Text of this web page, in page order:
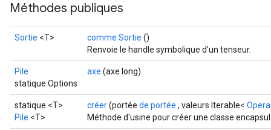
Méthodes publiques
Sortie <T> comme Sortie ()
Renvoie le handle symbolique d'un tenseur.
Pile
statique.Options
axe (axe long)
statique <T>
Pile <T>
créer(portée de portée , valeurs Iterable<
Méthode d'usine pour créer une classe